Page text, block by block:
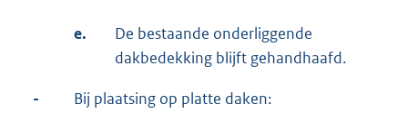
e.
De bestaande onderliggende
dakbedekking blijft gehandhaafd.
- Bij plaatsing op platte daken: